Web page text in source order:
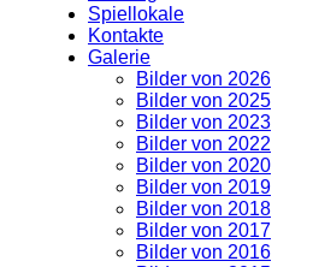
Spiellokale
Kontakte
Galerie
Bilder von 2026
Bilder von 2025
Bilder von 2023
Bilder von 2022
Bilder von 2020
Bilder von 2019
Bilder von 2018
Bilder von 2017
Bilder von 2016